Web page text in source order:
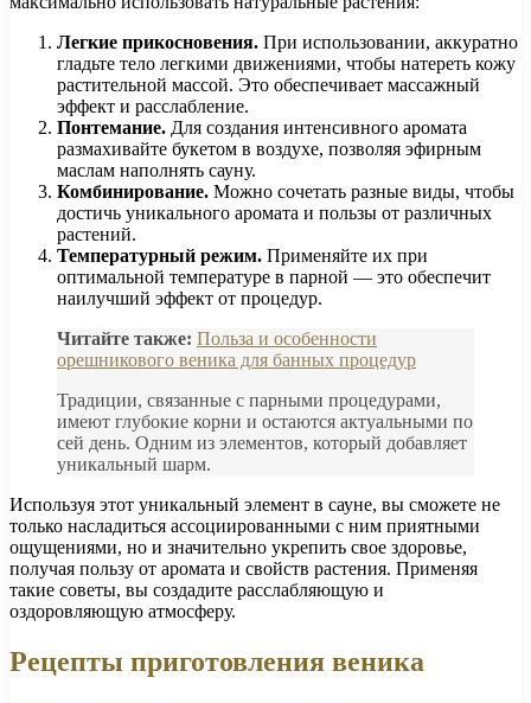
Легкие прикосновения. При использовании, аккуратно
гладьте тело легкими движениями, чтобы натереть кожу
растительной массой. Это обеспечивает массажный
эффект и расслабление.
Понтемание. Для создания интенсивного аромата
размахивайте букетом в воздухе, позволяя эфирным
маслам наполнять сауну.
Комбинирование. Можно сочетать разные виды, чтобы
достичь уникального аромата и пользы от различных
растений.
Температурный режим. Применяйте их при
оптимальной температуре в парной — это обеспечит
наилучший эффект от процедур.
Читайте также: Польза и особенности
орешникового веника для банных процедур
Традиции, связанные с парными процедурами,
имеют глубокие корни и остаются актуальными по
сей день. Одним из элементов, который добавляет
уникальный шарм.
Используя этот уникальный элемент в сауне, вы сможете не
только насладиться ассоциированными с ним приятными
ощущениями, но и значительно укрепить свое здоровье,
получая пользу от аромата и свойств растения. Применяя
такие советы, вы создадите расслабляющую и
оздоровляющую атмосферу.
Рецепты приготовления веника